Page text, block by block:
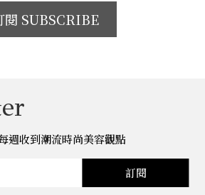
閱 SUBSCRIBE
週收到潮流時尚美容觀點
訂閱